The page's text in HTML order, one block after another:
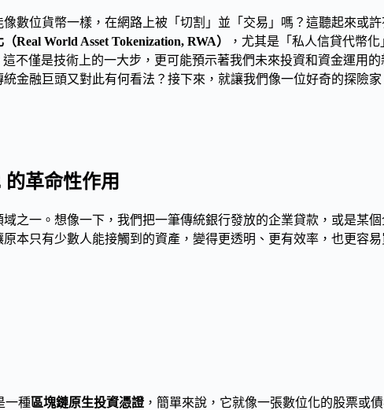
數位貨幣一樣，在網路上被「切割」並「交易」嗎？這聽起來或
Real World Asset Tokenization, RWA）
，尤其是「私人信貸代幣
這不僅是技術上的一大步，更可能預示著我們未來投資和資金運用
金融巨頭又對此有何看法？接下來，就讓我們像一位好奇的探險家
革命性作用
之一。想像一下，我們把一筆傳統銀行發放的企業貸款，或是某
本只有少數人能接觸到的資產，變得更透明、更有效率，也更容易
一種區塊鏈原生投資憑證，簡單來說，它就像一張數位化的股票或